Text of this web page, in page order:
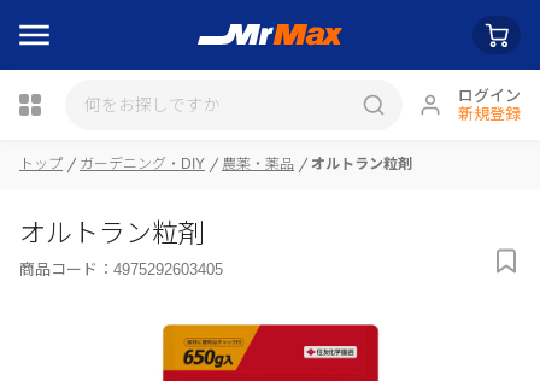
ログイン
新規登録
トップ ガーデニング・DIY 農薬・薬品 オルトラン粒剤
オルトラン粒剤
商品コード： 4975292603405